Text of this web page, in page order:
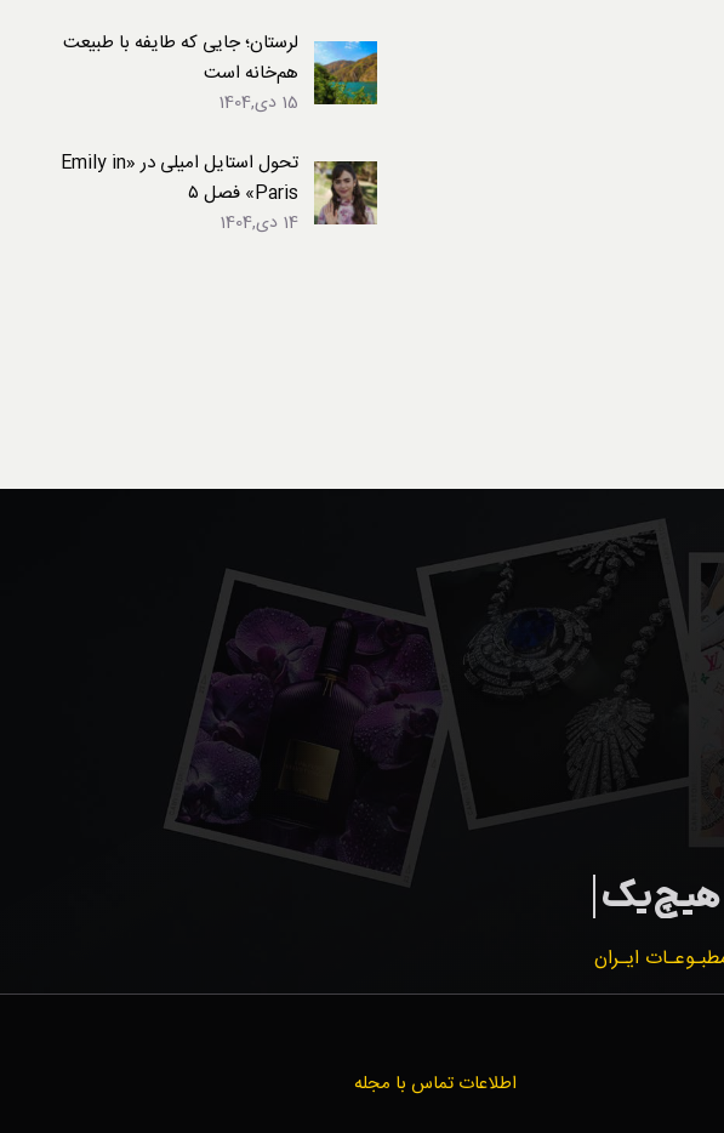
لرستان؛ جایی که طایفه با طبیعت
هم‌خانه است
15 دی,1404
تحول استایل امیلی در «Emily in
Paris» فصل ۵
14 دی,1404
ایـران
اطلاعات تماس با مجله